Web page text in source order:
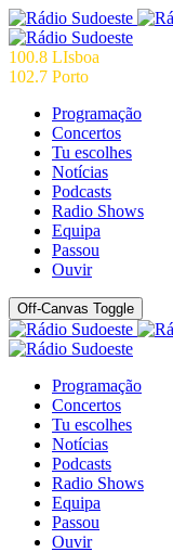
100.8 LIsboa
102.7 Porto
Programação
Concertos
Tu escolhes
Notícias
Podcasts
Radio Shows
Equipa
Passou
Ouvir
Off-Canvas Toggle
Programação
Concertos
Tu escolhes
Notícias
Podcasts
Radio Shows
Equipa
Passou
Ouvir